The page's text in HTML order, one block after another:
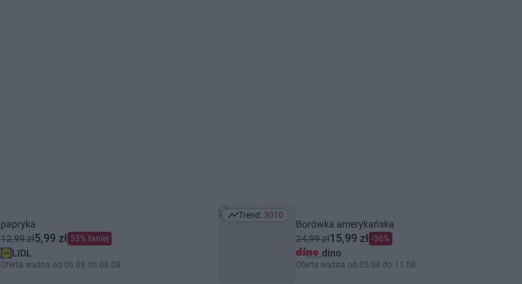
papryka
12,99 zł5,99 zł 53% taniej
LIDL
Oferta ważna od 06.08 do 08.08
Trend: 3010
Trend: 3010
Borówka amerykańska
24,99 zł15,99 zł -36%
dino
Oferta ważna od 05.08 do 11.08